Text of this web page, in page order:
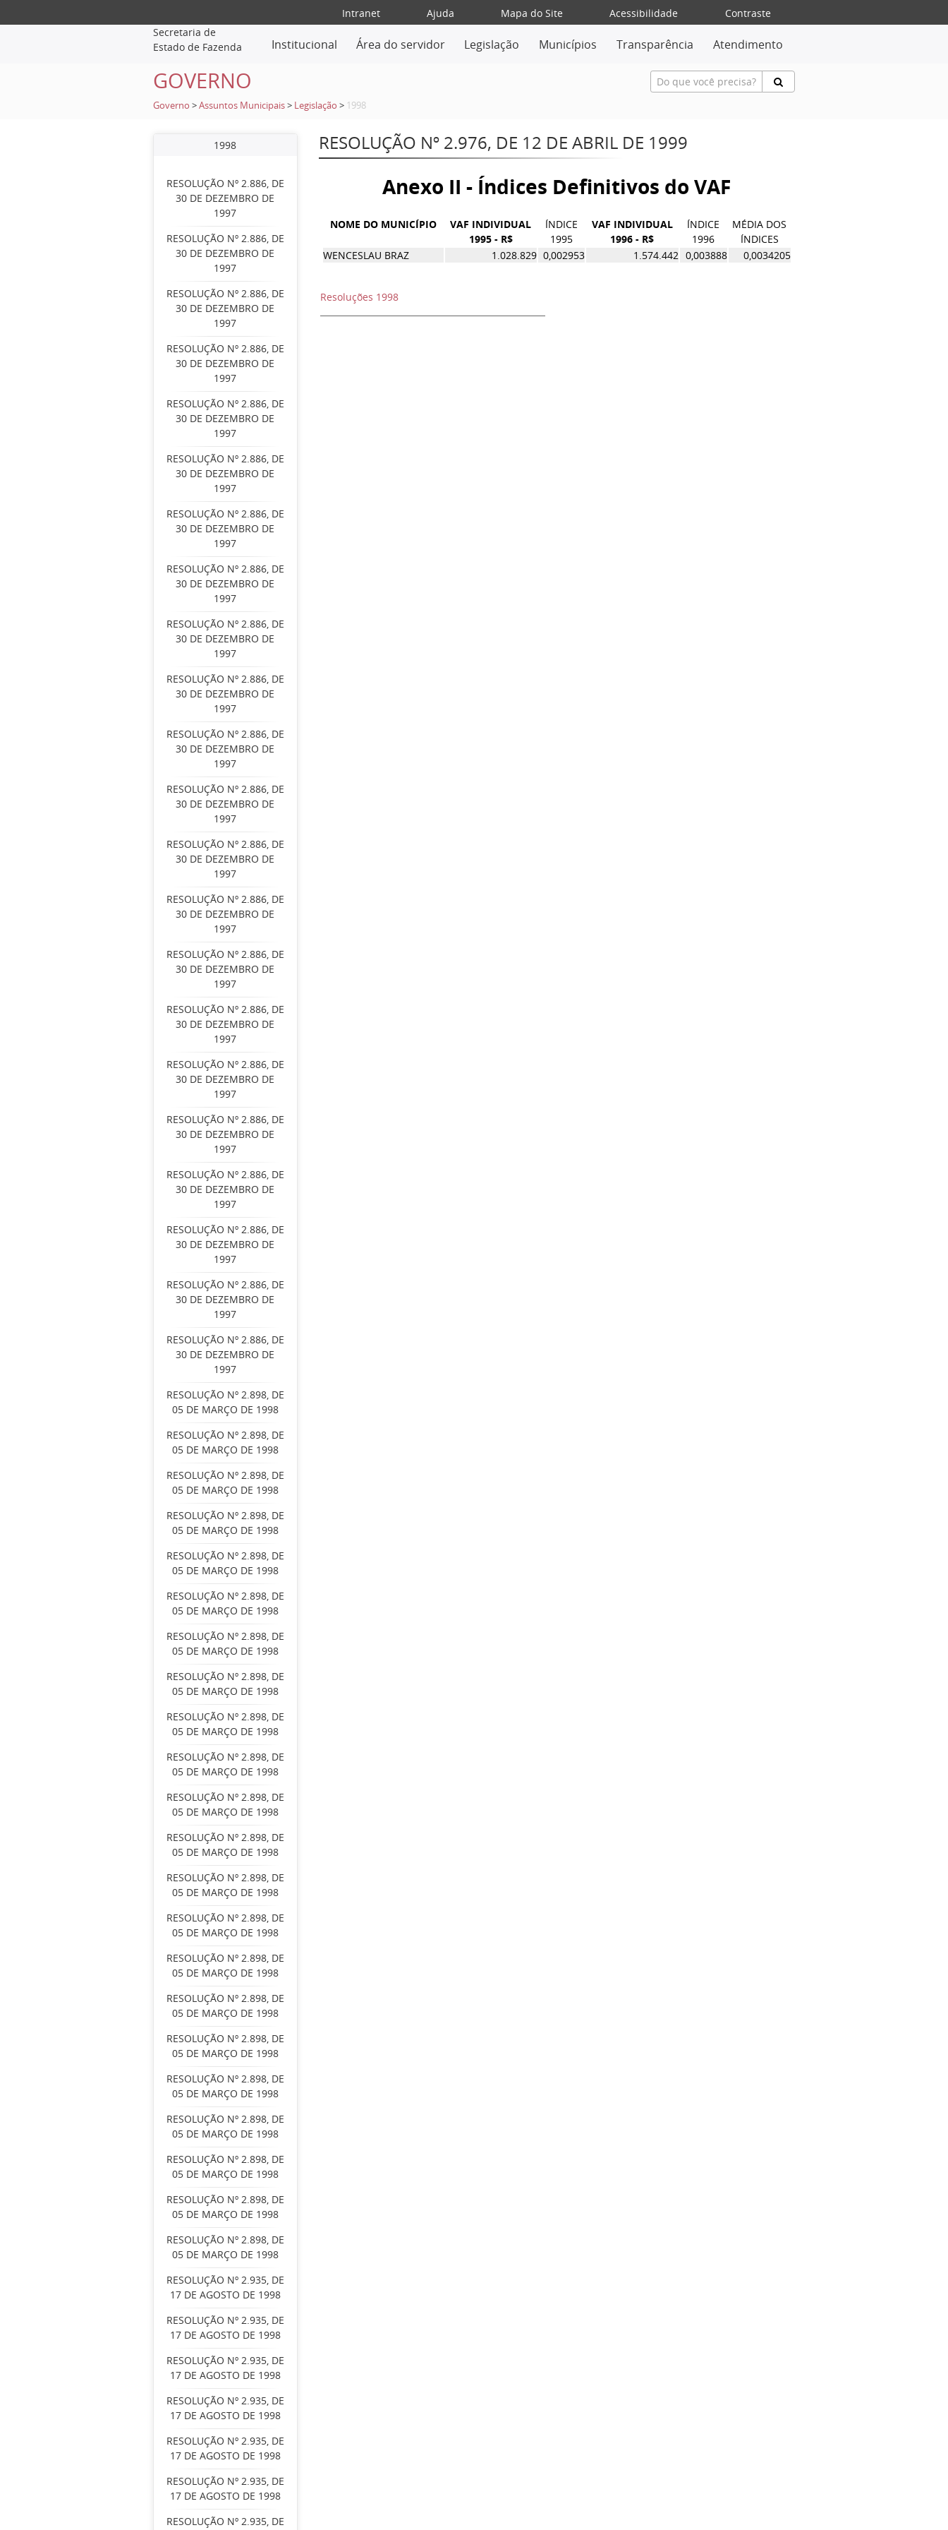
Intranet Ajuda Mapa do Site Acessibilidade
Contraste
Secretaria de
Estado de Fazenda
Institucional Área do servidor Legislação Municípios Transparência Atendimento
GOVERNO
Governo >Assuntos Municipais > Legislação > 1998
1998
RESOLUÇÃO Nº 2.886, DE
30 DE DEZEMBRO DE
1997
RESOLUÇÃO Nº 2.886, DE
30 DE DEZEMBRO DE
1997
RESOLUÇÃO Nº 2.886, DE
30 DE DEZEMBRO DE
1997
RESOLUÇÃO Nº 2.886, DE
30 DE DEZEMBRO DE
1997
RESOLUÇÃO Nº 2.886, DE
30 DE DEZEMBRO DE
1997
RESOLUÇÃO Nº 2.886, DE
30 DE DEZEMBRO DE
1997
RESOLUÇÃO Nº 2.886, DE
30 DE DEZEMBRO DE
1997
RESOLUÇÃO Nº 2.886, DE
30 DE DEZEMBRO DE
1997
RESOLUÇÃO Nº 2.886, DE
30 DE DEZEMBRO DE
1997
RESOLUÇÃO Nº 2.886, DE
30 DE DEZEMBRO DE
1997
RESOLUÇÃO Nº 2.886, DE
30 DE DEZEMBRO DE
1997
RESOLUÇÃO Nº 2.886, DE
30 DE DEZEMBRO DE
1997
RESOLUÇÃO Nº 2.886, DE
30 DE DEZEMBRO DE
1997
RESOLUÇÃO Nº 2.886, DE
30 DE DEZEMBRO DE
1997
RESOLUÇÃO Nº 2.886, DE
30 DE DEZEMBRO DE
1997
RESOLUÇÃO Nº 2.886, DE
30 DE DEZEMBRO DE
1997
RESOLUÇÃO Nº 2.886, DE
30 DE DEZEMBRO DE
1997
RESOLUÇÃO Nº 2.886, DE
30 DE DEZEMBRO DE
1997
RESOLUÇÃO Nº 2.886, DE
30 DE DEZEMBRO DE
1997
RESOLUÇÃO Nº 2.886, DE
30 DE DEZEMBRO DE
1997
RESOLUÇÃO Nº 2.886, DE
30 DE DEZEMBRO DE
1997
RESOLUÇÃO Nº 2.886, DE
30 DE DEZEMBRO DE
1997
RESOLUÇÃO Nº 2.898, DE
05 DE MARÇO DE 1998
RESOLUÇÃO Nº 2.898, DE
05 DE MARÇO DE 1998
RESOLUÇÃO Nº 2.898, DE
05 DE MARÇO DE 1998
RESOLUÇÃO Nº 2.898, DE
05 DE MARÇO DE 1998
RESOLUÇÃO Nº 2.898, DE
05 DE MARÇO DE 1998
RESOLUÇÃO Nº 2.898, DE
05 DE MARÇO DE 1998
RESOLUÇÃO Nº 2.898, DE
05 DE MARÇO DE 1998
RESOLUÇÃO Nº 2.898, DE
05 DE MARÇO DE 1998
RESOLUÇÃO Nº 2.898, DE
05 DE MARÇO DE 1998
RESOLUÇÃO Nº 2.898, DE
05 DE MARÇO DE 1998
RESOLUÇÃO Nº 2.898, DE
05 DE MARÇO DE 1998
RESOLUÇÃO Nº 2.898, DE
05 DE MARÇO DE 1998
RESOLUÇÃO Nº 2.898, DE
05 DE MARÇO DE 1998
RESOLUÇÃO Nº 2.898, DE
05 DE MARÇO DE 1998
RESOLUÇÃO Nº 2.898, DE
05 DE MARÇO DE 1998
RESOLUÇÃO Nº 2.898, DE
05 DE MARÇO DE 1998
RESOLUÇÃO Nº 2.898, DE
05 DE MARÇO DE 1998
RESOLUÇÃO Nº 2.898, DE
05 DE MARÇO DE 1998
RESOLUÇÃO Nº 2.898, DE
05 DE MARÇO DE 1998
RESOLUÇÃO Nº 2.898, DE
05 DE MARÇO DE 1998
RESOLUÇÃO Nº 2.898, DE
05 DE MARÇO DE 1998
RESOLUÇÃO Nº 2.898, DE
05 DE MARÇO DE 1998
RESOLUÇÃO Nº 2.935, DE
17 DE AGOSTO DE 1998
RESOLUÇÃO Nº 2.935, DE
17 DE AGOSTO DE 1998
RESOLUÇÃO Nº 2.935, DE
17 DE AGOSTO DE 1998
RESOLUÇÃO Nº 2.935, DE
17 DE AGOSTO DE 1998
RESOLUÇÃO Nº 2.935, DE
17 DE AGOSTO DE 1998
RESOLUÇÃO Nº 2.935, DE
17 DE AGOSTO DE 1998
RESOLUÇÃO Nº 2.935, DE
RESOLUÇÃO Nº 2.976, DE 12 DE ABRIL DE 1999
Anexo II - Índices Definitivos do VAF
NOME DO MUNICÍPIO
VAF INDIVIDUAL
1995 - R$
ÍNDICE
1995
VAF INDIVIDUAL
1996 - R$
ÍNDICE
1996
MÉDIA DOS
ÍNDICES
WENCESLAU BRAZ
1.028.829 0,002953 1.574.442 0,003888 0,0034205
Resoluções 1998